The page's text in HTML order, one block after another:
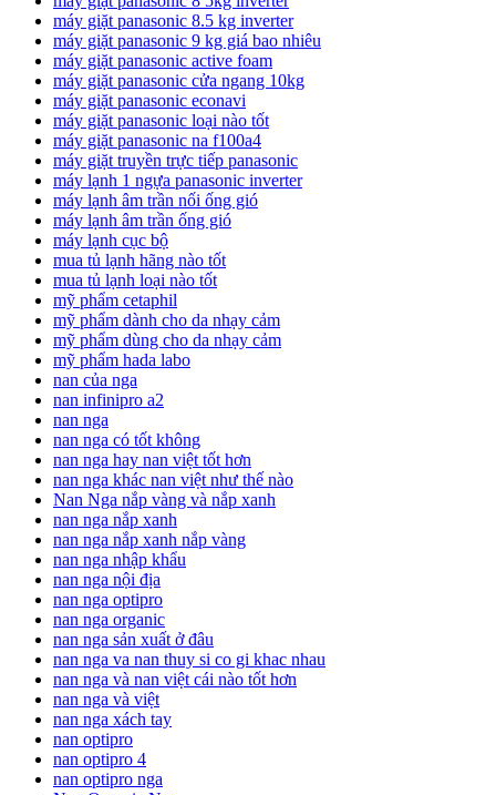
máy giặt panasonic 8.5 kg inverter
máy giặt panasonic 9 kg giá bao nhiêu
máy giặt panasonic active foam
máy giặt panasonic cửa ngang 10kg
máy giặt panasonic econavi
máy giặt panasonic loại nào tốt
máy giặt panasonic na f100a4
máy giặt truyền trực tiếp panasonic
máy lạnh 1 ngựa panasonic inverter
máy lạnh âm trần nối ống gió
máy lạnh âm trần ống gió
máy lạnh cục bộ
mua tủ lạnh hãng nào tốt
mua tủ lạnh loại nào tốt
mỹ phẩm cetaphil
mỹ phẩm dành cho da nhạy cảm
mỹ phẩm dùng cho da nhạy cảm
mỹ phẩm hada labo
nan của nga
nan infinipro a2
nan nga
nan nga có tốt không
nan nga hay nan việt tốt hơn
nan nga khác nan việt như thế nào
Nan Nga nắp vàng và nắp xanh
nan nga nắp xanh
nan nga nắp xanh nắp vàng
nan nga nhập khẩu
nan nga nội địa
nan nga optipro
nan nga organic
nan nga sản xuất ở đâu
nan nga va nan thuy si co gi khac nhau
nan nga và nan việt cái nào tốt hơn
nan nga và việt
nan nga xách tay
nan optipro
nan optipro 4
nan optipro nga